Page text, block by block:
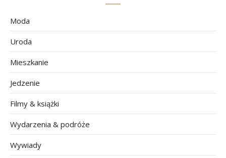
Moda
Uroda
Mieszkanie
Jedzenie
Filmy & książki
Wydarzenia & podróże
Wywiady